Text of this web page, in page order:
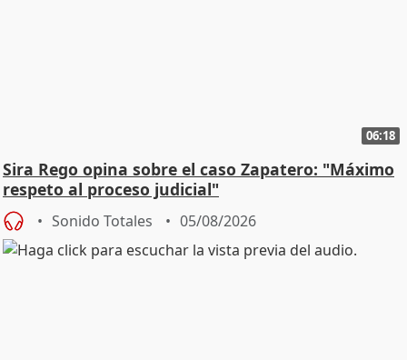
06:18
Sira Rego opina sobre el caso Zapatero: "Máximo
respeto al proceso judicial"
Sonido Totales 05/08/2026